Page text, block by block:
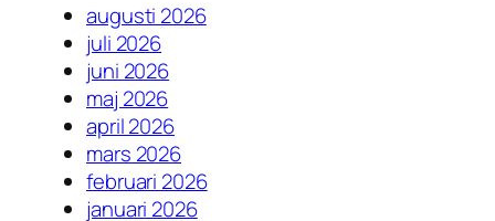
augusti 2026
juli 2026
juni 2026
maj 2026
april 2026
mars 2026
februari 2026
januari 2026